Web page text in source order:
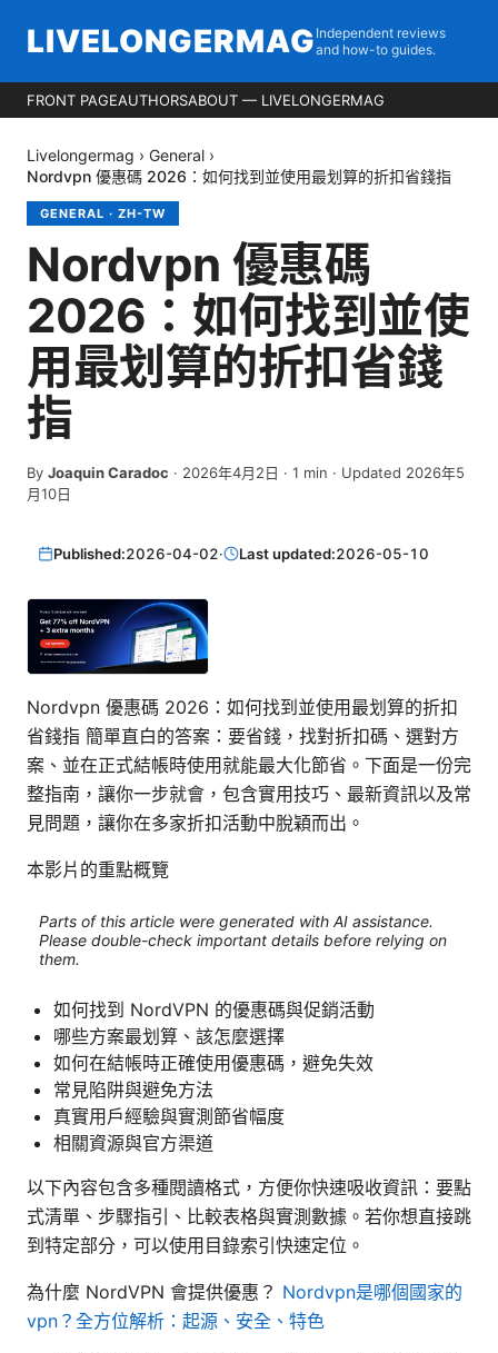
LIVELONGERMAG Independent reviews
and how-to guides.
FRONT PAGEAUTHORSABOUT — LIVELONGERMAG
Livelongermag › General ›
Nordvpn 優惠碼 2026：如何找到並使用最划算的折扣省錢指
GENERAL · ZH-TW
Nordvpn 優惠碼
2026：如何找到並使
用最划算的折扣省錢
指
By Joaquin Caradoc · 2026年4月2日 · 1 min · Updated 2026年5
月10日
Published:2026-04-02· Last updated:2026-05-10
Nordvpn 優惠碼 2026：如何找到並使用最划算的折扣
省錢指 簡單直白的答案：要省錢，找對折扣碼、選對方
案、並在正式結帳時使用就能最大化節省。下面是一份完
整指南，讓你一步就會，包含實用技巧、最新資訊以及常
見問題，讓你在多家折扣活動中脫穎而出。
本影片的重點概覽
Parts of this article were generated with AI assistance.
Please double-check important details before relying on
them.
如何找到 NordVPN 的優惠碼與促銷活動
哪些方案最划算、該怎麼選擇
如何在結帳時正確使用優惠碼，避免失效
常見陷阱與避免方法
真實用戶經驗與實測節省幅度
相關資源與官方渠道
以下內容包含多種閱讀格式，方便你快速吸收資訊：要點
式清單、步驟指引、比較表格與實測數據。若你想直接跳
到特定部分，可以使用目錄索引快速定位。
為什麼 NordVPN 會提供優惠？ Nordvpn是哪個國家的
vpn？全方位解析：起源、安全、特色